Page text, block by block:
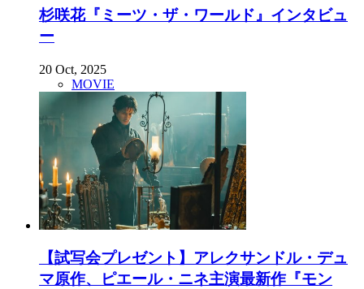
杉咲花『ミーツ・ザ・ワールド』インタビュ
ー
20 Oct, 2025
MOVIE
【試写会プレゼント】アレクサンドル・デュ
マ原作、ピエール・ニネ主演最新作『モン